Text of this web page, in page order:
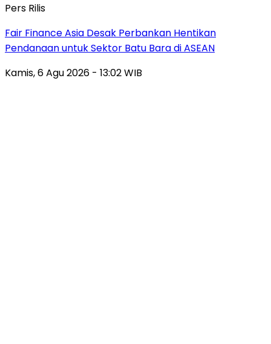
Pers Rilis
Fair Finance Asia Desak Perbankan Hentikan
Pendanaan untuk Sektor Batu Bara di ASEAN
Kamis, 6 Agu 2026 - 13:02 WIB